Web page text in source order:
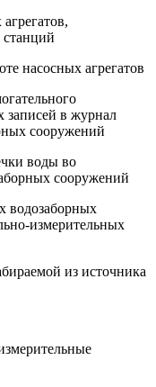
насосных агрегатов
записей в журнал
сооружений
воды во
сооружений
водозаборных
измерительных
из источника